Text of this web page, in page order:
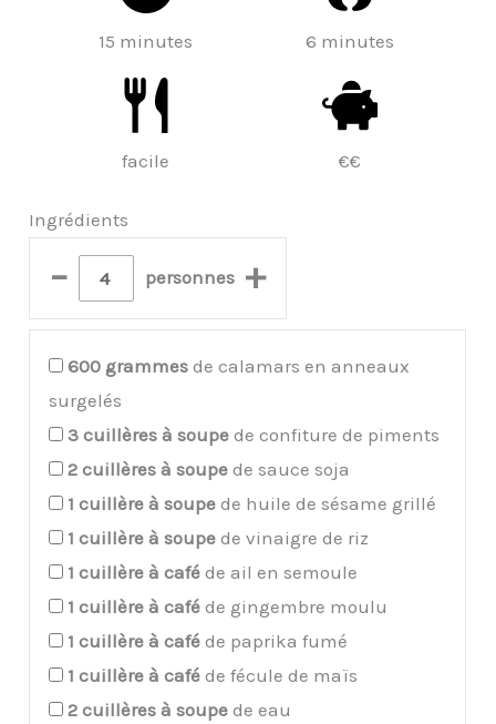
15 minutes 6 minutes
facile €€
Ingrédients
– personnes +
600 grammes de calamars en anneaux
surgelés
3 cuillères à soupe de confiture de piments
2 cuillères à soupe de sauce soja
1 cuillère à soupe de huile de sésame grillé
1 cuillère à soupe de vinaigre de riz
1 cuillère à café de ail en semoule
1 cuillère à café de gingembre moulu
1 cuillère à café de paprika fumé
1 cuillère à café de fécule de maïs
2 cuillères à soupe de eau